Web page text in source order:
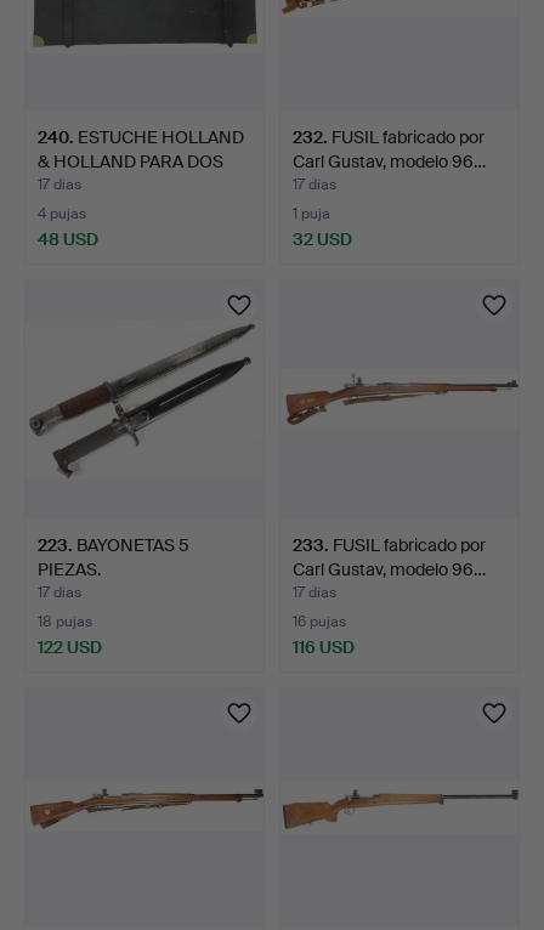
240. ESTUCHE HOLLAND
& HOLLAND PARA DOS
ARMAS.
17 días
4 pujas
48 USD
232. FUSIL fabricado por
Carl Gustav, modelo 96…
17 días
1 puja
32 USD
223. BAYONETAS 5
PIEZAS.
17 días
18 pujas
122 USD
233. FUSIL fabricado por
Carl Gustav, modelo 96…
17 días
16 pujas
116 USD